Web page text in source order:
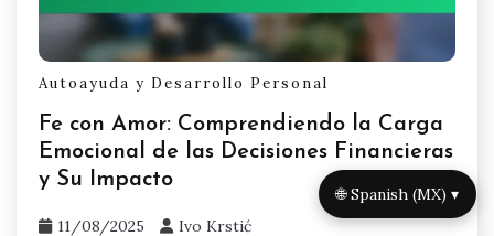
Autoayuda y Desarrollo Personal
Fe con Amor: Comprendiendo la Carga
Emocional de las Decisiones Financieras
y Su Impacto
11/08/2025 Ivo Krstić
🌐 Spanish (MX) ▾